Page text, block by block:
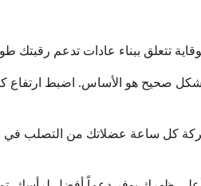
صحيح هو الأساس. اضبط ارتفاع
كل ساعة عضلاتك من التصلب في